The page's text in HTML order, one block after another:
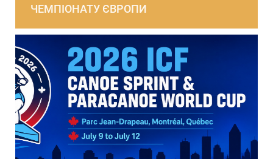
ЧЕМПІОНАТУ ЄВРОПИ